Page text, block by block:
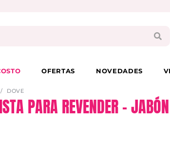
OFERTAS NOVEDADES
DOVE
PARA REVENDER –